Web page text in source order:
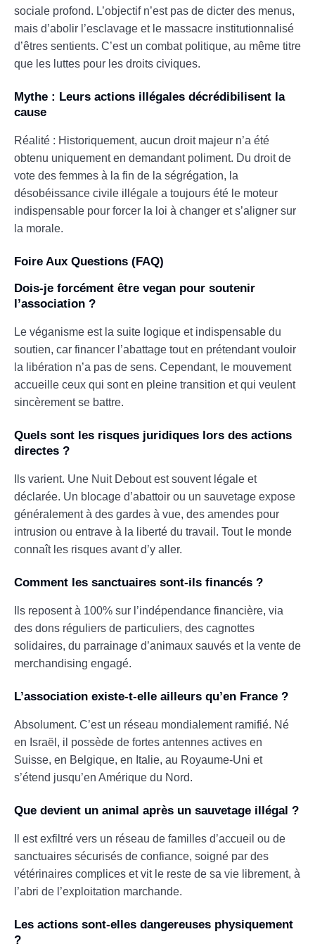
sociale profond. L’objectif n’est pas de dicter des menus,
mais d’abolir l’esclavage et le massacre institutionnalisé
d’êtres sentients. C’est un combat politique, au même titre
que les luttes pour les droits civiques.
Mythe : Leurs actions illégales décrédibilisent la
cause
Réalité : Historiquement, aucun droit majeur n’a été
obtenu uniquement en demandant poliment. Du droit de
vote des femmes à la fin de la ségrégation, la
désobéissance civile illégale a toujours été le moteur
indispensable pour forcer la loi à changer et s’aligner sur
la morale.
Foire Aux Questions (FAQ)
Dois-je forcément être vegan pour soutenir
l’association ?
Le véganisme est la suite logique et indispensable du
soutien, car financer l’abattage tout en prétendant vouloir
la libération n’a pas de sens. Cependant, le mouvement
accueille ceux qui sont en pleine transition et qui veulent
sincèrement se battre.
Quels sont les risques juridiques lors des actions
directes ?
Ils varient. Une Nuit Debout est souvent légale et
déclarée. Un blocage d’abattoir ou un sauvetage expose
généralement à des gardes à vue, des amendes pour
intrusion ou entrave à la liberté du travail. Tout le monde
connaît les risques avant d’y aller.
Comment les sanctuaires sont-ils financés ?
Ils reposent à 100% sur l’indépendance financière, via
des dons réguliers de particuliers, des cagnottes
solidaires, du parrainage d’animaux sauvés et la vente de
merchandising engagé.
L’association existe-t-elle ailleurs qu’en France ?
Absolument. C’est un réseau mondialement ramifié. Né
en Israël, il possède de fortes antennes actives en
Suisse, en Belgique, en Italie, au Royaume-Uni et
s’étend jusqu’en Amérique du Nord.
Que devient un animal après un sauvetage illégal ?
Il est exfiltré vers un réseau de familles d’accueil ou de
sanctuaires sécurisés de confiance, soigné par des
vétérinaires complices et vit le reste de sa vie librement, à
l’abri de l’exploitation marchande.
Les actions sont-elles dangereuses physiquement
?